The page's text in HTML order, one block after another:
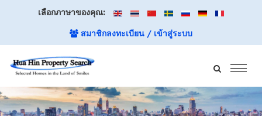
เลือกภาษาของคุณ:
สมาชิกลงทะเบียน / เข้าสู่ระบบ